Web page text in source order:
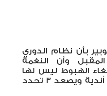
بأن نظام الدوري
وأن النغمة
الهبوط ليس لها
وجود وسوف يهبط 4 أندية ويصعد 3 تحدد